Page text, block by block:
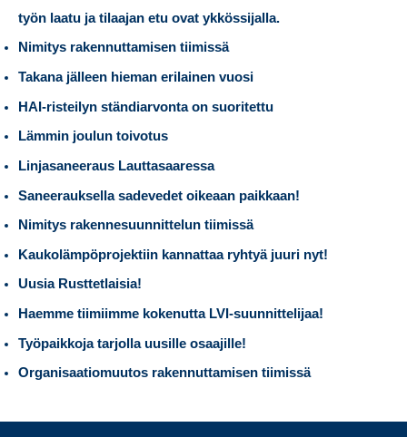
työn laatu ja tilaajan etu ovat ykkössijalla.
Nimitys rakennuttamisen tiimissä
Takana jälleen hieman erilainen vuosi
HAI-risteilyn ständiarvonta on suoritettu
Lämmin joulun toivotus
Linjasaneeraus Lauttasaaressa
Saneerauksella sadevedet oikeaan paikkaan!
Nimitys rakennesuunnittelun tiimissä
Kaukolämpöprojektiin kannattaa ryhtyä juuri nyt!
Uusia Rusttetlaisia!
Haemme tiimiimme kokenutta LVI-suunnittelijaa!
Työpaikkoja tarjolla uusille osaajille!
Organisaatiomuutos rakennuttamisen tiimissä